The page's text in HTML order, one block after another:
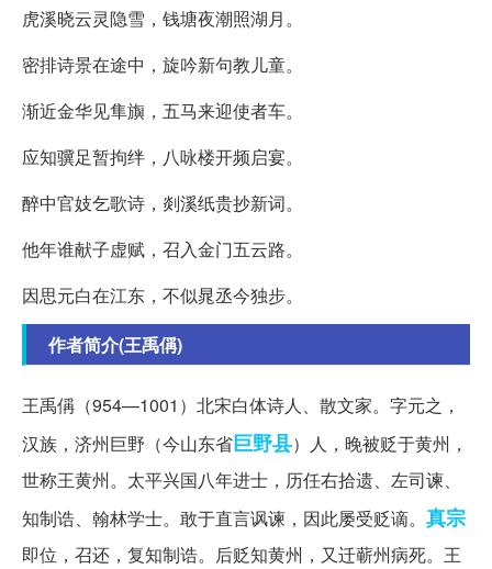
虎溪晓云灵隐雪，钱塘夜潮照湖月。
密排诗景在途中，旋吟新句教儿童。
渐近金华见隼旟，五马来迎使者车。
应知骥足暂拘绊，八咏楼开频启宴。
醉中官妓乞歌诗，剡溪纸贵抄新词。
他年谁献子虚赋，召入金门五云路。
因思元白在江东，不似晁丞今独步。
作者简介(王禹偁)
王禹偁（954—1001）北宋白体诗人、散文家。字元之，
汉族，济州巨野（今山东省巨野县）人，晚被贬于黄州，
世称王黄州。太平兴国八年进士，历任右拾遗、左司谏、
知制诰、翰林学士。敢于直言讽谏，因此屡受贬谪。 真宗
即位，召还，复知制诰。后贬知黄州，又迁蕲州病死。王